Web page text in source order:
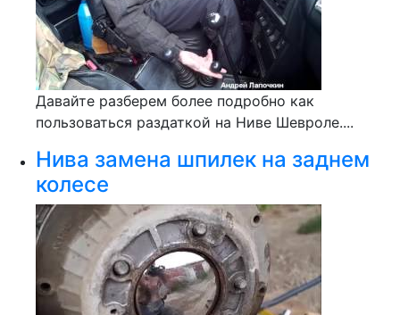
Давайте разберем более подробно как
пользоваться раздаткой на Ниве Шевроле....
Нива замена шпилек на заднем
колесе